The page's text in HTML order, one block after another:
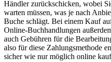
Händler zurückschicken, wobei
warten müssen, was je nach
Buche schlägt. Bei einem Kauf
Online-Buchhandlungen
auch Gebühren für die
also für diese Zahlungsmethode
sicher wie nur möglich online